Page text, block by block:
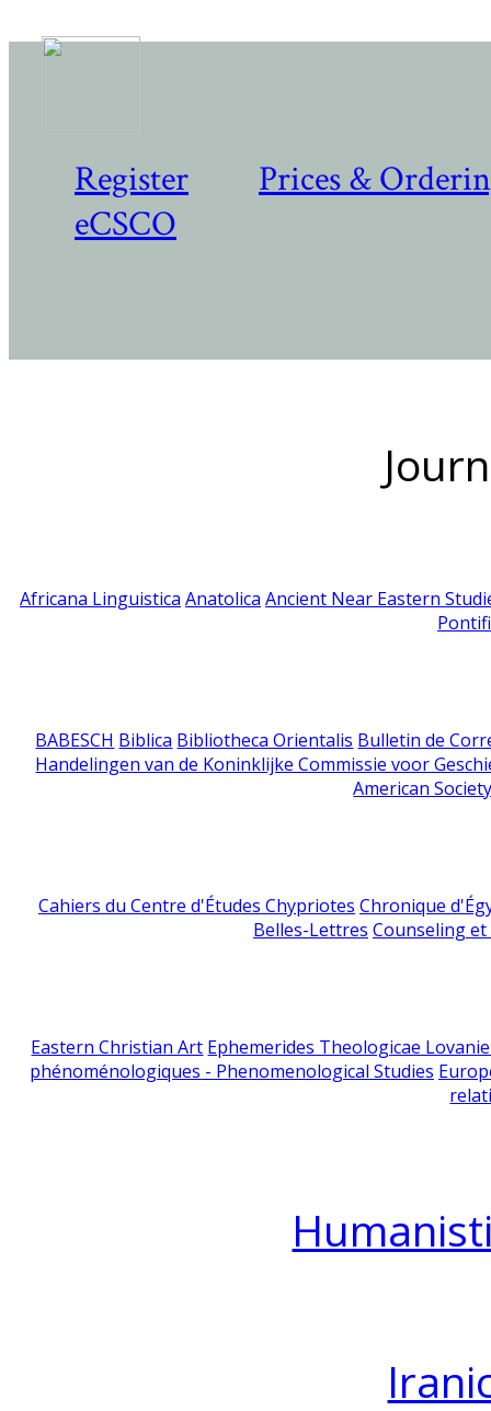
Register
Prices &
eCSCO
Africana Linguistica Anatolica Ancient Near Eastern
BABESCH Biblica Bibliotheca Orientalis Bulletin de
Handelingen van de Koninklijke Commissie voor
American
Cahiers du Centre d'Études Chypriotes Chronique
Belles-Lettres Counseling
Eastern Christian Art Ephemerides Theologicae
phénoménologiques - Phenomenological Studies